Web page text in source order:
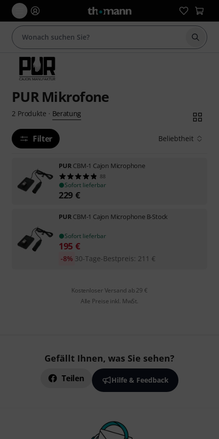
Suche
PUR Mikrofone
2 Produkte · Beratung
Filter Beliebtheit
PUR CBM-1 Cajon Microphone
88
Sofort lieferbar
229 €
PUR CBM-1 Cajon Microphone B-Stock
Sofort lieferbar
195 €
30-Tage-Bestpreis: 211 €
-8%
Kostenloser Versand ab 29 €
Alle Preise inkl. MwSt.
Gefällt Ihnen, was Sie sehen?
Teilen Hilfe & Feedback